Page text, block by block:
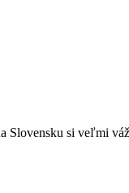
Slovensku si veľmi